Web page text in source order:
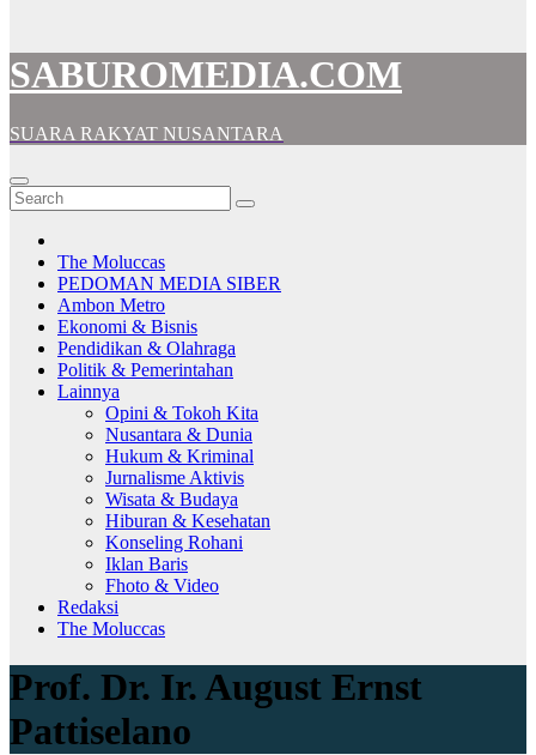
SABUROMEDIA.COM
SUARA RAKYAT NUSANTARA
The Moluccas
PEDOMAN MEDIA SIBER
Ambon Metro
Ekonomi & Bisnis
Pendidikan & Olahraga
Politik & Pemerintahan
Lainnya
Opini & Tokoh Kita
Nusantara & Dunia
Hukum & Kriminal
Jurnalisme Aktivis
Wisata & Budaya
Hiburan & Kesehatan
Konseling Rohani
Iklan Baris
Fhoto & Video
Redaksi
The Moluccas
Prof. Dr. Ir. August Ernst
Pattiselano